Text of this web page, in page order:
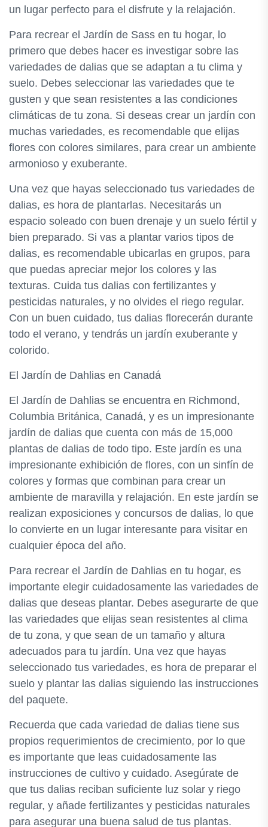
un lugar perfecto para el disfrute y la relajación.
Para recrear el Jardín de Sass en tu hogar, lo
primero que debes hacer es investigar sobre las
variedades de dalias que se adaptan a tu clima y
suelo. Debes seleccionar las variedades que te
gusten y que sean resistentes a las condiciones
climáticas de tu zona. Si deseas crear un jardín con
muchas variedades, es recomendable que elijas
flores con colores similares, para crear un ambiente
armonioso y exuberante.
Una vez que hayas seleccionado tus variedades de
dalias, es hora de plantarlas. Necesitarás un
espacio soleado con buen drenaje y un suelo fértil y
bien preparado. Si vas a plantar varios tipos de
dalias, es recomendable ubicarlas en grupos, para
que puedas apreciar mejor los colores y las
texturas. Cuida tus dalias con fertilizantes y
pesticidas naturales, y no olvides el riego regular.
Con un buen cuidado, tus dalias florecerán durante
todo el verano, y tendrás un jardín exuberante y
colorido.
El Jardín de Dahlias en Canadá
El Jardín de Dahlias se encuentra en Richmond,
Columbia Británica, Canadá, y es un impresionante
jardín de dalias que cuenta con más de 15,000
plantas de dalias de todo tipo. Este jardín es una
impresionante exhibición de flores, con un sinfín de
colores y formas que combinan para crear un
ambiente de maravilla y relajación. En este jardín se
realizan exposiciones y concursos de dalias, lo que
lo convierte en un lugar interesante para visitar en
cualquier época del año.
Para recrear el Jardín de Dahlias en tu hogar, es
importante elegir cuidadosamente las variedades de
dalias que deseas plantar. Debes asegurarte de que
las variedades que elijas sean resistentes al clima
de tu zona, y que sean de un tamaño y altura
adecuados para tu jardín. Una vez que hayas
seleccionado tus variedades, es hora de preparar el
suelo y plantar las dalias siguiendo las instrucciones
del paquete.
Recuerda que cada variedad de dalias tiene sus
propios requerimientos de crecimiento, por lo que
es importante que leas cuidadosamente las
instrucciones de cultivo y cuidado. Asegúrate de
que tus dalias reciban suficiente luz solar y riego
regular, y añade fertilizantes y pesticidas naturales
para asegurar una buena salud de tus plantas.